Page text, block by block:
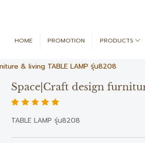
HOME PROMOTION PRODUCTS
& living TABLE LAMP รุ่น8208
Space|Craft design
TABLE LAMP รุ่น8208